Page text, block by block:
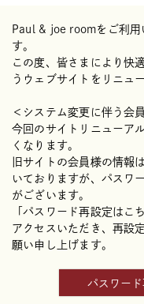
Paul & joe roomをご利用
す。
この度、皆さまにより快
うウェブサイトをリニュ
＜システム変更に伴う会
今回のサイトリニューア
くなります。
旧サイトの会員様の情報
いておりますが、パスワ
がございます。
「パスワード再設定はこ
アクセスいただき、再設
願い申し上げます。
パスワー